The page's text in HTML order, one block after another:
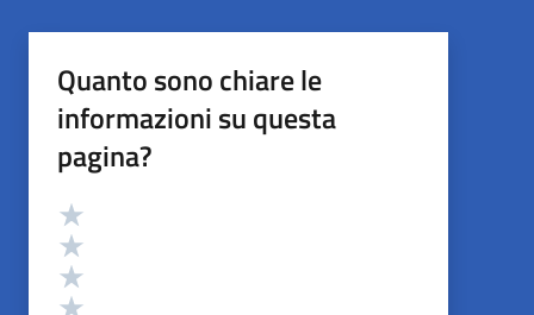
Quanto sono chiare le
informazioni su questa
pagina?
Valutazione